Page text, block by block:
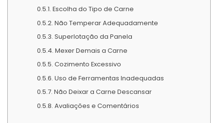
Escolha do Tipo de Carne
Não Temperar Adequadamente
Superlotação da Panela
Mexer Demais a Carne
Cozimento Excessivo
Uso de Ferramentas Inadequadas
Não Deixar a Carne Descansar
Avaliações e Comentários